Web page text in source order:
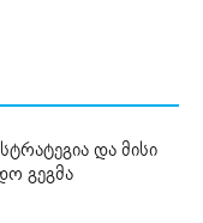
და მისი
გეგმა